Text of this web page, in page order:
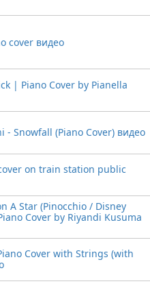
cover видео
| Piano Cover by Pianella
Snowfall (Piano Cover) видео
on train station public
A Star (Pinocchio / Disney
Cover by Riyandi Kusuma
Cover with Strings (with